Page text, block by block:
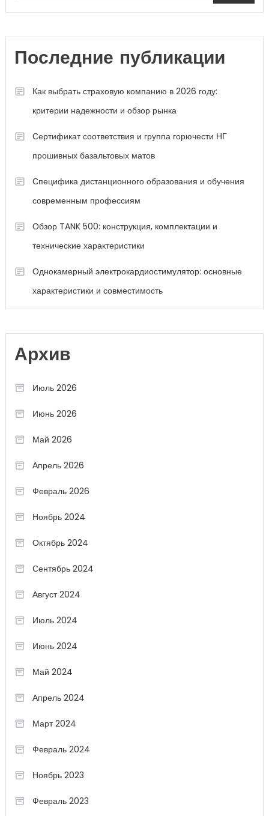
Последние публикации
Как выбрать страховую компанию в 2026 году:
критерии надежности и обзор рынка
Сертификат соответствия и группа горючести НГ
прошивных базальтовых матов
Специфика дистанционного образования и обучения
современным профессиям
Обзор TANK 500: конструкция, комплектации и
технические характеристики
Однокамерный электрокардиостимулятор: основные
характеристики и совместимость
Архив
Июль 2026
Июнь 2026
Май 2026
Апрель 2026
Февраль 2026
Ноябрь 2024
Октябрь 2024
Сентябрь 2024
Август 2024
Июль 2024
Июнь 2024
Май 2024
Апрель 2024
Март 2024
Февраль 2024
Ноябрь 2023
Февраль 2023